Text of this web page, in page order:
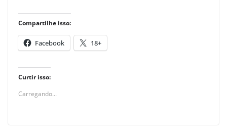
Compartilhe isso:
Facebook 18+
Curtir isso:
Carregando...